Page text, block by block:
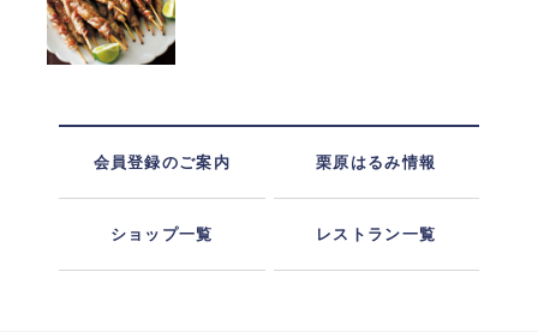
会員登録のご案内 栗原はるみ情報
ショップ一覧 レストラン一覧